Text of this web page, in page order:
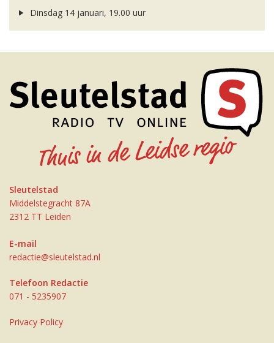
Dinsdag 14 januari, 19.00 uur
Sleutelstad
Middelstegracht 87A
2312 TT Leiden
E-mail
redactie@sleutelstad.nl
Telefoon Redactie
071 - 5235907
Privacy Policy